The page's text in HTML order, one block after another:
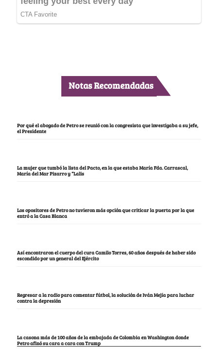
Notas Recomendadas
Por qué el abogado de Petro se reunió con la congresista que investigaba a su jefe,
el Presidente
La mujer que tumbó la lista del Pacto, en la que estaba María Fda. Carrascal,
María del Mar Pizarro y “Lalis
Los opositores de Petro no tuvieron más opción que criticar la puerta por la que
entró a la Casa Blanca
Así encontraron el cuerpo del cura Camilo Torres, 60 años después de haber sido
escondido por un general del Ejército
Regresar a la radio para comentar fútbol, la solución de Iván Mejía para luchar
contra la depresión
La casona más de 100 años de la embajada de Colombia en Washington donde
Petro afinó su cara a cara con Trump